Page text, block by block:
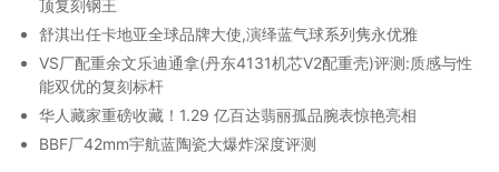
顶复刻钢王
舒淇出任卡地亚全球品牌大使,演绎蓝气球系列隽永优雅
VS厂配重余文乐迪通拿(丹东4131机芯V2配重壳)评测:质感与性
能双优的复刻标杆
华人藏家重磅收藏！1.29 亿百达翡丽孤品腕表惊艳亮相
BBF厂42mm宇航蓝陶瓷大爆炸深度评测